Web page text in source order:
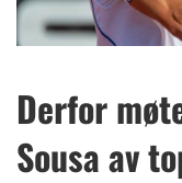
Derfor
Sousa av